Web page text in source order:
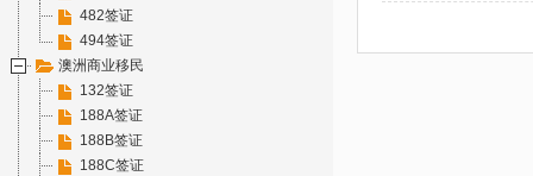
482签证
494签证
澳洲商业移民
132签证
188A签证
188B签证
188C签证